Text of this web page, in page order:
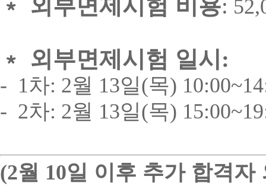
﹡ 외부면제시험 비용:
﹡ 외부면제시험 일시:
- 1차: 2월 13일(목)
- 2차: 2월 13일(목)
(2월 10일 이후 추가 합격